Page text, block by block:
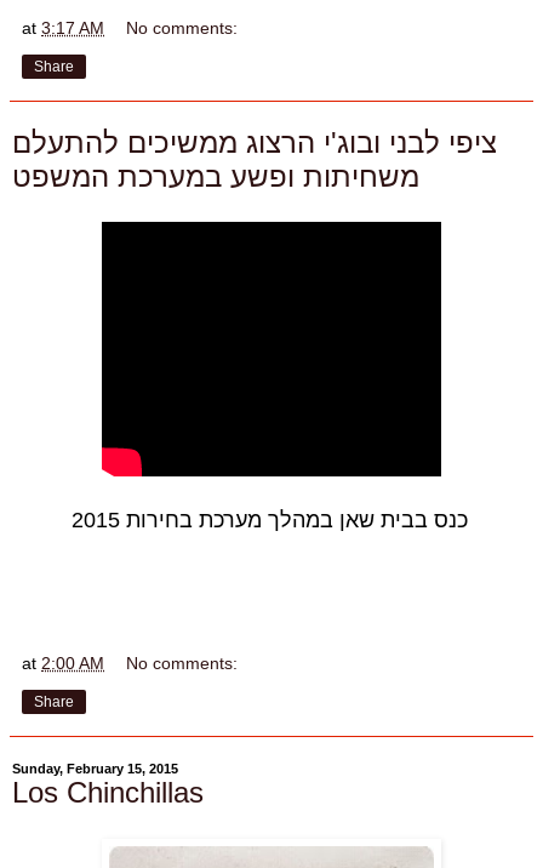
at 3:17 AM No comments:
Share
ציפי לבני ובוג'י הרצוג ממשיכים להתעלם
משחיתות ופשע במערכת המשפט
כנס בבית שאן במהלך מערכת בחירות 2015
at 2:00 AM No comments:
Share
Sunday, February 15, 2015
Los Chinchillas